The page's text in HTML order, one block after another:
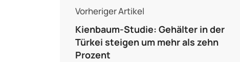
Vorheriger Artikel
Kienbaum-Studie: Gehälter in der
Türkei steigen um mehr als zehn
Prozent